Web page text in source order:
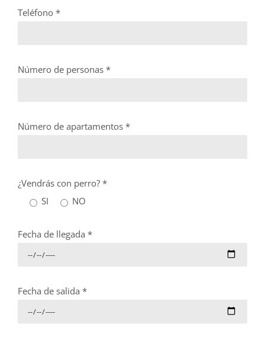
Teléfono *
Número de personas *
Número de apartamentos *
¿Vendrás con perro? *
SI
NO
Fecha de llegada *
Fecha de salida *